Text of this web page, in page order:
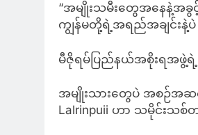
“အမျိုးသမီးတွေအနေနဲ့အခွ
ကျွန်မတို့ရဲ့အရည်အချင်းနဲ့
မီဇိုရမ်ပြည်နယ်အစိုးရအဖွဲ့ရဲ့ ပ
အမျိုးသားတွေပဲ အစဉ်အဆ
Lalrinpuii ဟာ သမိုင်းသစ်